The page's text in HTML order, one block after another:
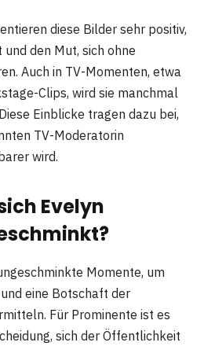
diese Bilder sehr positiv,
den Mut, sich ohne
Auch in TV-Momenten, etwa
Clips, wird sie manchmal
Einblicke tragen dazu bei,
TV-Moderatorin
wird.
Evelyn
Momente, um
eine Botschaft der
Für Prominente ist es
sich der Öffentlichkeit